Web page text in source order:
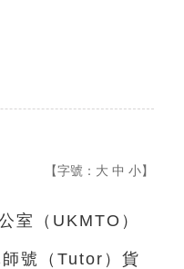
【字號： 大 中 小】
室（UKMTO）
號（Tutor）貨